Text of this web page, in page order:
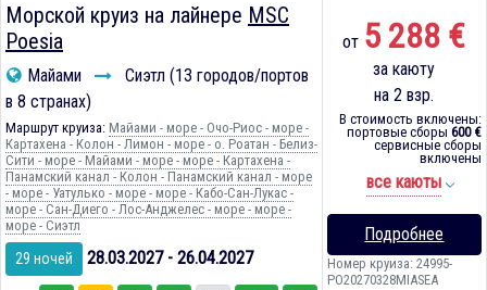
Морской круиз на лайнере MSC
Poesia
Майами
Сиэтл (13 городов/портов
в 8 странах)
Маршрут круиза: Майами - море - Очо-Риос - море -
Картахена - Колон - Лимон - море - о. Роатан - Белиз-
Сити - море - Майами - море - море - Картахена -
Панамский канал - Колон - Панамский канал - море
- море - Уатулько - море - море - Кабо-Сан-Лукас -
море - Сан-Диего - Лос-Анджелес - море - море -
море - Сиэтл
29 ночей 28.03.2027 - 26.04.2027
от 5 288 €
за каюту
на 2 взр.
В стоимость включены:
портовые сборы 600 €
сервисные сборы
включены
все каюты
Подробнее
Номер круиза: 24995-
PO20270328MIASEA